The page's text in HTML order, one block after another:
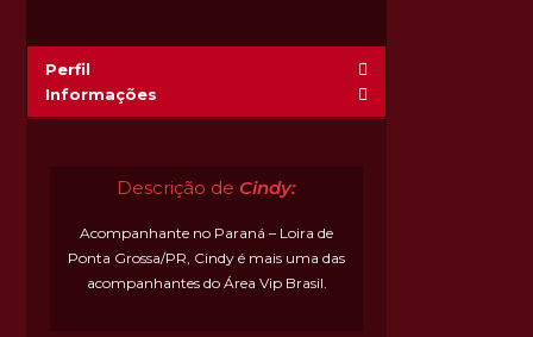
Perfil
Informações
Descrição de Cindy:
Acompanhante no Paraná – Loira de
Ponta Grossa/PR, Cindy é mais uma das
acompanhantes do Área Vip Brasil.